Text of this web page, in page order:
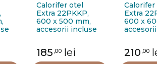
Calorifer otel
Extra 22PKKP,
600 x 500 mm,
accesorii incluse
185 ,00 lei
Extra
600 x
210 ,00